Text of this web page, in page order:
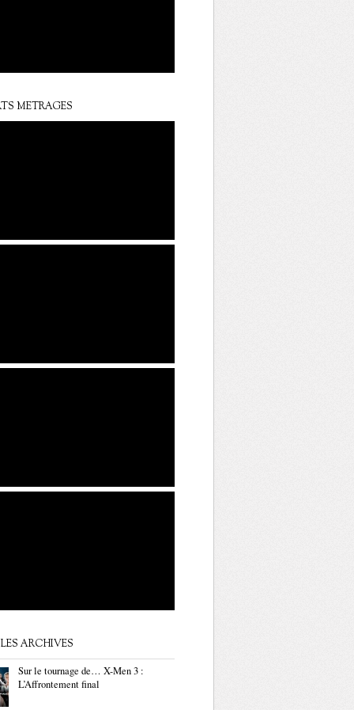
METRAGES
ARCHIVES
Sur le tournage de… X-Men 3 :
L’Affrontement final